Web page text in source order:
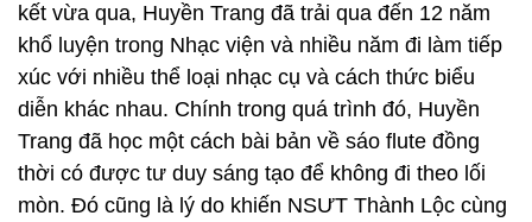
kết vừa qua, Huyền Trang đã trải qua đến 12 năm
khổ luyện trong Nhạc viện và nhiều năm đi làm tiếp
xúc với nhiều thể loại nhạc cụ và cách thức biểu
diễn khác nhau. Chính trong quá trình đó, Huyền
Trang đã học một cách bài bản về sáo flute đồng
thời có được tư duy sáng tạo để không đi theo lối
mòn. Đó cũng là lý do khiến NSƯT Thành Lộc cùng